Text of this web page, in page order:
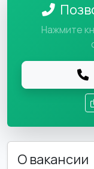
Нажмите
О вакансии